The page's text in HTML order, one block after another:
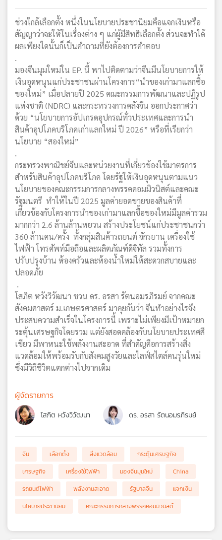
ช่วงใกล้เลือกตั้ง หนึ่งในนโยบายประชานิยมคือแจกเงินหรือ
สัญญาว่าจะให้ในเรื่องต่าง ๆ แก่ผู้มีสิทธิเลือกตั้ง ส่วนจะทำได้
ผลเพียงใดนั้นก็เป็นคำถามที่ยังต้องการคำตอบ
.
มองจีนมุมใหม่ใน EP. นี้ พาไปติดตามว่าจีนมีนโยบายการให้
เงินอุดหนุนแก่ประชาชนผ่านโครงการ“นำของเก่ามาแลกซื้อ
ของใหม่” เมื่อปลายปี 2025 คณะกรรมการพัฒนาและปฏิรูป
แห่งชาติ (NDRC) และกระทรวงการคลังจีน ออกประกาศว่า
ด้วย “นโยบายการอัปเกรดอุปกรณ์ทั่วประเทศและการนำ
สินค้าอุปโภคบริโภคเก่าแลกใหม่ ปี 2026” หรือที่เรียกว่า
นโยบาย “สองใหม่”
.
กระทรวงพาณิชย์จีนและหน่วยงานที่เกี่ยวข้องใช้มาตรการ
สำหรับสินค้าอุปโภคบริโภค โดยรัฐให้เงินอุดหนุนตามแนว
นโยบายของคณะกรรมการกลางพรรคคอมมิวนิสต์และคณะ
รัฐมนตรี ทำให้ในปี 2025 มูลค่ายอดขายของสินค้าที่
เกี่ยวข้องกับโครงการนำของเก่ามาแลกซื้อของใหม่มีมูลค่ารวม
มากกว่า 2.6 ล้านล้านหยวน สร้างประโยชน์แก่ประชาชนกว่า
360 ล้านคน/ครั้ง ทั้งกลุ่มสินค้ารถยนต์ จักรยาน เครื่องใช้
ไฟฟ้า โทรศัพท์มือถือและผลิตภัณฑ์ดิจิทัล รวมทั้งการ
ปรับปรุงบ้าน ห้องครัวและห้องน้ำใหม่ให้สะดวกสบายและ
ปลอดภัย
.
โสภิต หวังวิวัฒนา ชวน ดร. อรสา รัตนอมรภิรมย์ จากคณะ
สังคมศาสตร์ ม.เกษตรศาสตร์ มาคุยกันว่า จีนทำอย่างไรจึง
ประสบความสำเร็จในโครงการนี้ เพราะไม่เพียงมีเป้าหมายก
ระตุ้นเศรษฐกิจโดยรวม แต่ยังสอดคล้องกับนโยบายประเทศสี
เขียว มีพาหนะใช้พลังงานสะอาด ที่สำคัญคือการสร้างสิ่ง
แวดล้อมให้พร้อมรับกับสังคมสูงวัยและไลฟ์สไตล์คนรุ่นใหม่
ซึ่งมีวิถีชีวิตแตกต่างไปจากเดิม
ผู้จัดรายการ
โสภิต หวังวิวัฒนา ดร. อรสา รัตนอมรภิรมย์
จีน เลือกตั้ง สิ่งแวดล้อม
กระตุ้นเศรษฐกิจ
เศรษฐกิจ
เครื่องใช้ไฟฟ้า มองจีนมุมใหม่
China
รถยนต์ไฟฟ้า
พลังงานสะอาด รัฐบาลจีน
แจกเงิน
นโยบายประชานิยม
คณะกรรมการกลางพรรคคอมมิวนิสต์